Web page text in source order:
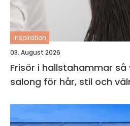
inspiration
03. August 2026
Frisör i hallstahammar så väljer du rätt
salong för hår, stil och